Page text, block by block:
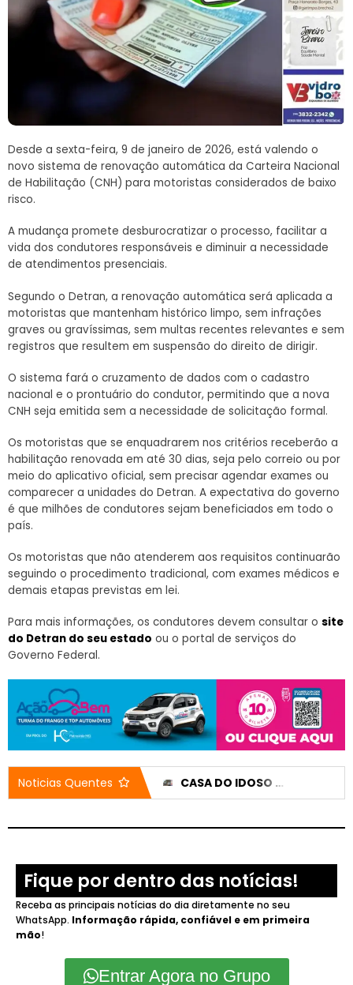
Desde a sexta-feira, 9 de janeiro de 2026, está valendo o
novo sistema de renovação automática da Carteira Nacional
de Habilitação (CNH) para motoristas considerados de baixo
risco.
A mudança promete desburocratizar o processo, facilitar a
vida dos condutores responsáveis e diminuir a necessidade
de atendimentos presenciais.
Segundo o Detran, a renovação automática será aplicada a
motoristas que mantenham histórico limpo, sem infrações
graves ou gravíssimas, sem multas recentes relevantes e sem
registros que resultem em suspensão do direito de dirigir.
O sistema fará o cruzamento de dados com o cadastro
nacional e o prontuário do condutor, permitindo que a nova
CNH seja emitida sem a necessidade de solicitação formal.
Os motoristas que se enquadrarem nos critérios receberão a
habilitação renovada em até 30 dias, seja pelo correio ou por
meio do aplicativo oficial, sem precisar agendar exames ou
comparecer a unidades do Detran. A expectativa do governo
é que milhões de condutores sejam beneficiados em todo o
país.
Os motoristas que não atenderem aos requisitos continuarão
seguindo o procedimento tradicional, com exames médicos e
demais etapas previstas em lei.
Para mais informações, os condutores devem consultar o site
do Detran do seu estado ou o portal de serviços do
Governo Federal.
Noticias Quentes HÁ 77 ANOS, PATROCÍNIO ENTRAVA NA ERA DO RÁDIO, MUDANDO A HISTÓRIA DA COMUNICAÇÃO NA CIDADE CASA DO IDOSO RECEBE DOIS VEÍCULOS NOVOS APÓS EMENDA DE 200 MIL REAIS
Fique por dentro das notícias!
Receba as principais notícias do dia diretamente no seu
WhatsApp. Informação rápida, confiável e em primeira
mão!
Entrar Agora no Grupo